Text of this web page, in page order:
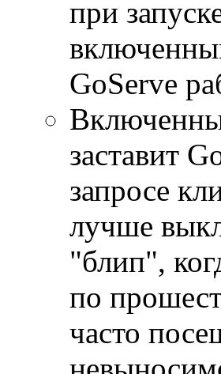
при
GoServe
заставит
запросе
лучше
"блип",
по
часто